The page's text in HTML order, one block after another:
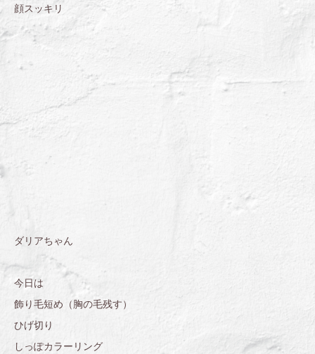
顔スッキリ
ダリアちゃん
今日は
飾り毛短め（胸の毛残す）
ひげ切り
しっぽカラーリング